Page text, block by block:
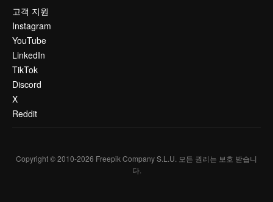
고객 지원
Instagram
YouTube
LinkedIn
TikTok
Discord
X
Reddit
Copyright © 2010-2026 Freepik Company S.L.U. 모든 권리는 보호 받습니
다.